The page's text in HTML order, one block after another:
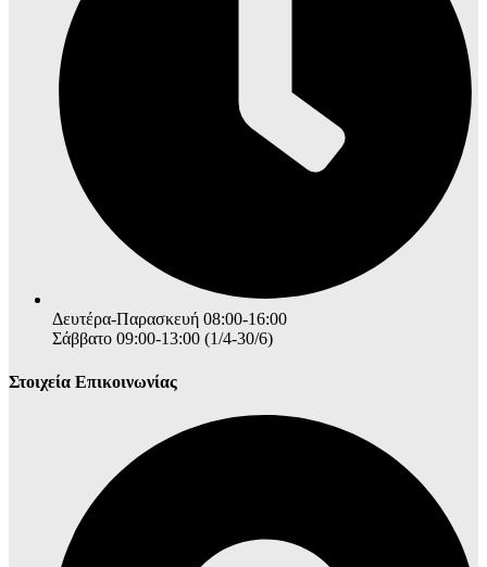
Δευτέρα-Παρασκευή 08:00-16:00
Σάββατο 09:00-13:00 (1/4-30/6)
Στοιχεία Επικοινωνίας